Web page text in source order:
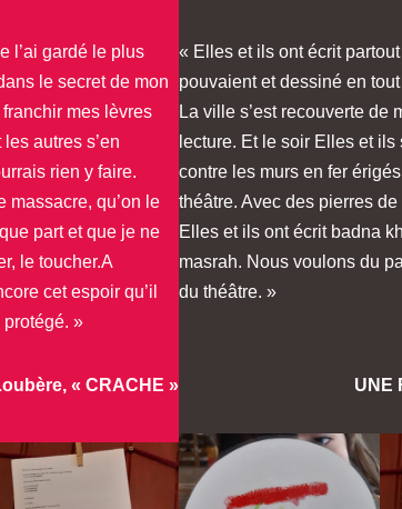
l’ai gardé le plus
le secret de mon
mes lèvres
autres s’en
rien y faire.
massacre, qu’on le
part et que je ne
le toucher.A
cet espoir qu’il
»
« CRACHE »
« Elles et ils ont écrit
pouvaient et dessiné en
La ville s’est recouverte de
lecture. Et le soir Elles et
contre les murs en fer
théâtre. Avec des pierres
Elles et ils ont écrit badna
masrah. Nous voulons du
du théâtre. »
UNE